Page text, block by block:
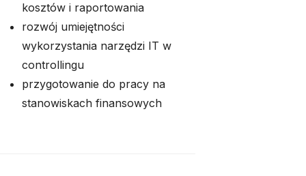
kosztów i raportowania
rozwój umiejętności
wykorzystania narzędzi IT w
controllingu
przygotowanie do pracy na
stanowiskach finansowych